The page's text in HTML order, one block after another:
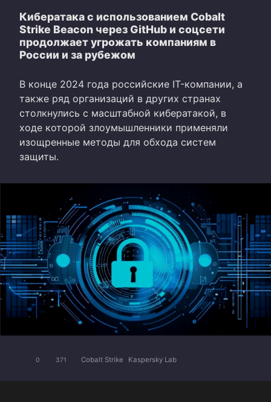
Кибератака с использованием Cobalt
Strike Beacon через GitHub и соцсети
продолжает угрожать компаниям в
России и за рубежом
В конце 2024 года российские IT-компании, а
также ряд организаций в других странах
столкнулись с масштабной кибератакой, в
ходе которой злоумышленники применяли
изощренные методы для обхода систем
защиты.
0 371 Cobalt Strike Kaspersky Lab